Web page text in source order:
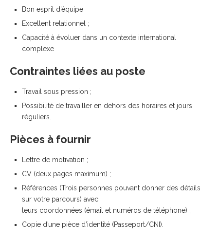
Bon esprit d’équipe
Excellent relationnel ;
Capacité à évoluer dans un contexte international
complexe
Contraintes liées au poste
Travail sous pression ;
Possibilité de travailler en dehors des horaires et jours
réguliers.
Pièces à fournir
Lettre de motivation ;
CV (deux pages maximum) ;
Références (Trois personnes pouvant donner des détails
sur votre parcours) avec
leurs coordonnées (émail et numéros de téléphone) ;
Copie d’une pièce d’identité (Passeport/CNI).